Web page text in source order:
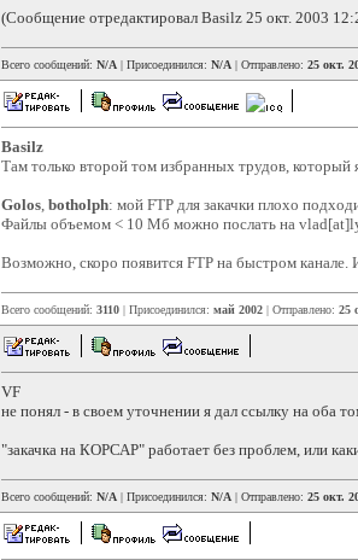
(Сообщение отредактировал Basilz 25 окт. 2003
Всего сообщений: N/A | Присоединился: N/A | Отправлено: 25 окт.
Basilz
Там только второй том избранных трудов, который
Golos, botholph: мой FTP для закачки плохо
Файлы объемом < 10 Мб можно послать на
Возможно, скоро появится FTP на быстром канале.
Всего сообщений: 3110 | Присоединился: май 2002 | Отправлено: 25
VF
не понял - в своем уточнении я дал ссылку на оба
"закачка на КОРСАР" работает без проблем, или
Всего сообщений: N/A | Присоединился: N/A | Отправлено: 25 окт.